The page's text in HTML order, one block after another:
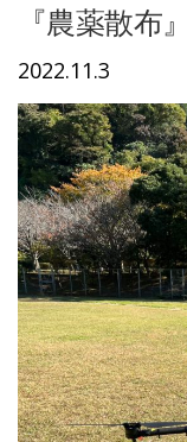
BLOG （お知らせ
『農薬散布
2022.11.3